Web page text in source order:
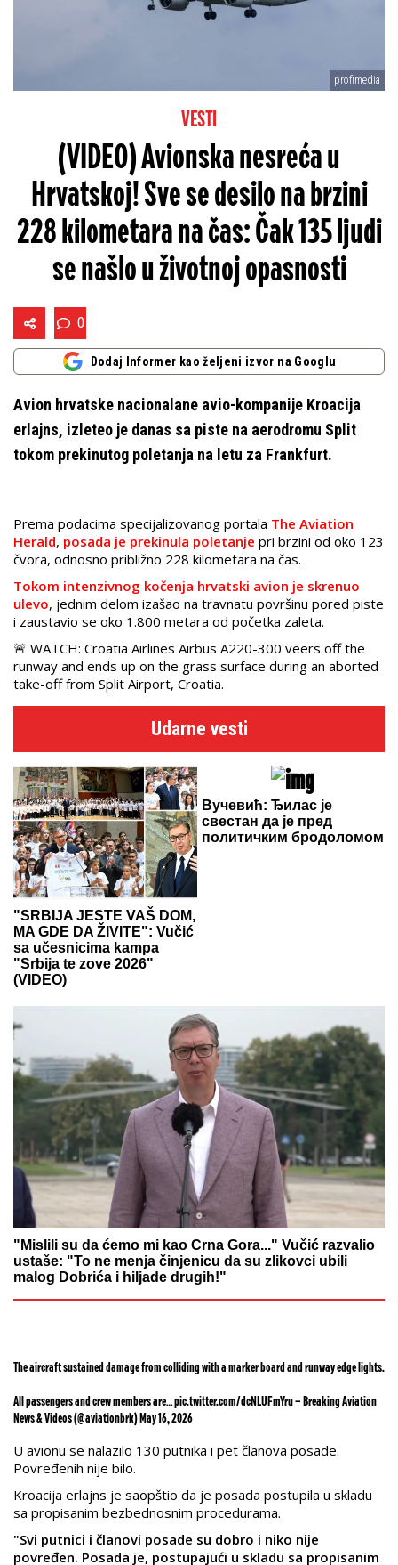
profimedia
VESTI
(VIDEO) Avionska nesreća u
Hrvatskoj! Sve se desilo na brzini
228 kilometara na čas: Čak 135 ljudi
se našlo u životnoj opasnosti
0
Dodaj Informer kao željeni izvor na Googlu
Avion hrvatske nacionalane avio-kompanije Kroacija
erlajns, izleteo je danas sa piste na aerodromu Split
tokom prekinutog poletanja na letu za Frankfurt.
Prema podacima specijalizovanog portala The Aviation
Herald, posada je prekinula poletanje pri brzini od oko 123
čvora, odnosno približno 228 kilometara na čas.
Tokom intenzivnog kočenja hrvatski avion je skrenuo
ulevo, jednim delom izašao na travnatu površinu pored piste
i zaustavio se oko 1.800 metara od početka zaleta.
🚨 WATCH: Croatia Airlines Airbus A220-300 veers off the
runway and ends up on the grass surface during an aborted
take-off from Split Airport, Croatia.
Udarne vesti
"SRBIJA JESTE VAŠ DOM,
MA GDE DA ŽIVITE": Vučić
sa učesnicima kampa
"Srbija te zove 2026"
(VIDEO)
Вучевић: Ђилас је
свестан да је пред
политичким бродоломом
"Mislili su da ćemo mi kao Crna Gora..." Vučić razvalio
ustaše: "To ne menja činjenicu da su zlikovci ubili
malog Dobrića i hiljade drugih!"
The aircraft sustained damage from colliding with a marker board and runway edge lights.
All passengers and crew members are…pic.twitter.com/dcNLUFmYru— Breaking Aviation
News & Videos (@aviationbrk)May 16, 2026
U avionu se nalazilo 130 putnika i pet članova posade.
Povređenih nije bilo.
Kroacija erlajns je saopštio da je posada postupila u skladu
sa propisanim bezbednosnim procedurama.
"Svi putnici i članovi posade su dobro i niko nije
povređen. Posada je, postupajući u skladu sa propisanim